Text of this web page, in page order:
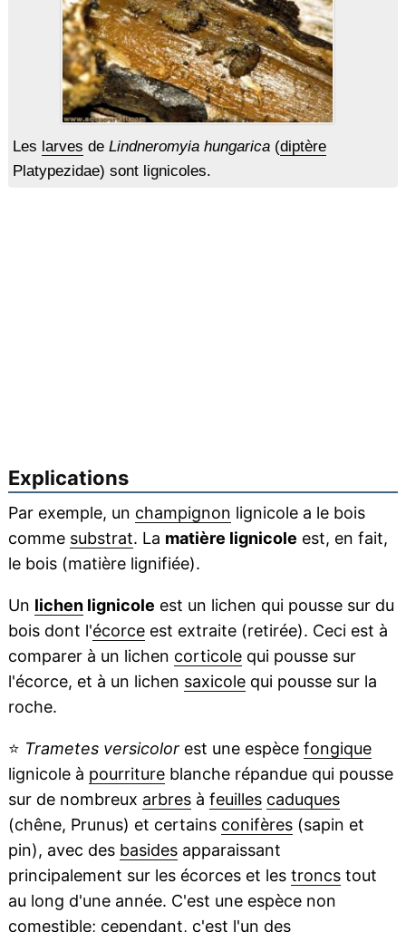
Les larves de Lindneromyia hungarica(diptère
Platypezidae) sont lignicoles.
Explications
Par exemple, un champignon lignicole a le bois
comme substrat. La matière lignicole est, en fait,
le bois (matière lignifiée).
Un lichenlignicole est un lichen qui pousse sur du
bois dont l'écorceest extraite (retirée). Ceci est à
comparer à un lichen corticolequi pousse sur
l'écorce, et à un lichen saxicolequi pousse sur la
roche.
⭐ Trametes versicolorest une espèce fongique
lignicole à pourritureblanche répandue qui pousse
sur de nombreux arbresà feuilles caduques
(chêne, Prunus) et certains conifères(sapin et
pin), avec des basidesapparaissant
principalement sur les écorces et les troncstout
au long d'une année. C'est une espèce non
comestible; cependant, c'est l'un des